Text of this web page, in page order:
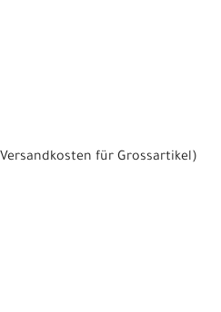
Versandkosten für Grossartikel)